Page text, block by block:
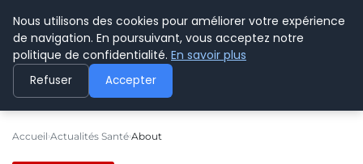
CYBERPARAPHARMACIE
Accueil Actualités Santé About
Nous utilisons des cookies pour améliorer votre expérience
de navigation. En poursuivant, vous acceptez notre
politique de confidentialité. En savoir plus
Refuser Accepter